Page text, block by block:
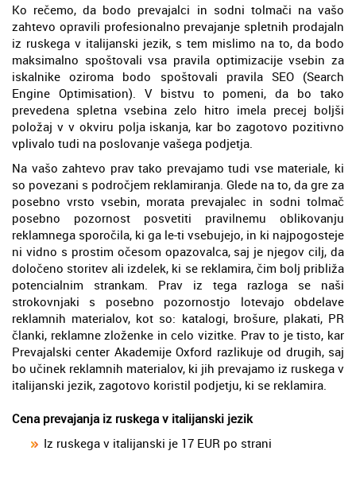
Ko rečemo, da bodo prevajalci in sodni tolmači na vašo
zahtevo opravili profesionalno prevajanje spletnih prodajaln
iz ruskega v italijanski jezik, s tem mislimo na to, da bodo
maksimalno spoštovali vsa pravila optimizacije vsebin za
iskalnike oziroma bodo spoštovali pravila SEO (Search
Engine Optimisation). V bistvu to pomeni, da bo tako
prevedena spletna vsebina zelo hitro imela precej boljši
položaj v v okviru polja iskanja, kar bo zagotovo pozitivno
vplivalo tudi na poslovanje vašega podjetja.
Na vašo zahtevo prav tako prevajamo tudi vse materiale, ki
so povezani s področjem reklamiranja. Glede na to, da gre za
posebno vrsto vsebin, morata prevajalec in sodni tolmač
posebno pozornost posvetiti pravilnemu oblikovanju
reklamnega sporočila, ki ga le-ti vsebujejo, in ki najpogosteje
ni vidno s prostim očesom opazovalca, saj je njegov cilj, da
določeno storitev ali izdelek, ki se reklamira, čim bolj približa
potencialnim strankam. Prav iz tega razloga se naši
strokovnjaki s posebno pozornostjo lotevajo obdelave
reklamnih materialov, kot so: katalogi, brošure, plakati, PR
članki, reklamne zloženke in celo vizitke. Prav to je tisto, kar
Prevajalski center Akademije Oxford razlikuje od drugih, saj
bo učinek reklamnih materialov, ki jih prevajamo iz ruskega v
italijanski jezik, zagotovo koristil podjetju, ki se reklamira.
Cena prevajanja iz ruskega v italijanski jezik
Iz ruskega v italijanski je 17 EUR po strani